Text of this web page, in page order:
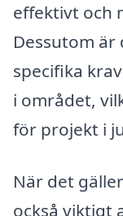
effektivt och
Dessutom är
specifika
i området,
för projekt i
När det
också viktigt